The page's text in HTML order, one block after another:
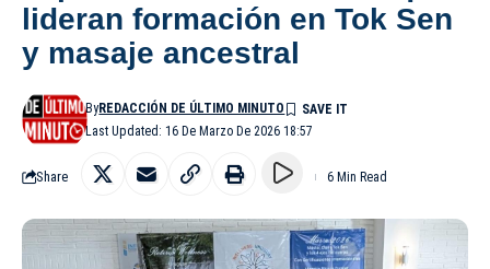
lideran formación en Tok Sen
y masaje ancestral
Last Updated: 16 De Marzo De 2026 18:57
ByREDACCIÓN DE ÚLTIMO MINUTO
Share 6 Min Read